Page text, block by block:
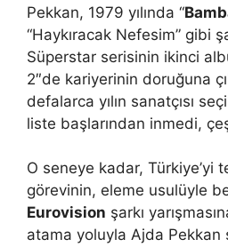
Pekkan, 1979 yılında “
“Haykıracak Nefesim” gibi
Süperstar serisinin ikinci
2″de kariyerinin doruğuna
defalarca yılın sanatçısı
liste başlarından inmedi,
O seneye kadar, Türkiye’yi
görevinin, eleme usulüyle
Eurovision şarkı
atama yoluyla Ajda Pekkan